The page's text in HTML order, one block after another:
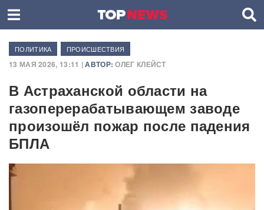
ПОЛИТИКА ПРОИСШЕСТВИЯ
13 МАЯ 2026, 13:11 |АВТОР: ОЛЕГ КЛЕЙСТ
В Астраханской области на
газоперерабатывающем заводе
произошёл пожар после падения
БПЛА